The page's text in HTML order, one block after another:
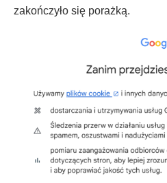
zakończyło się porażką.